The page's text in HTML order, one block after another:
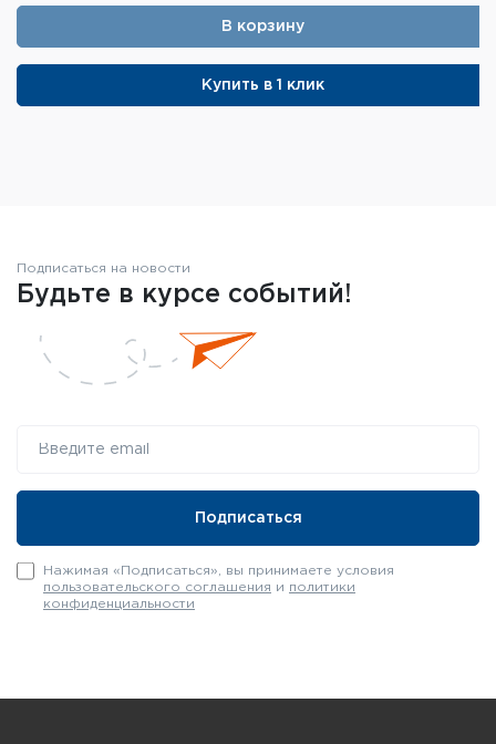
В корзину
Купить в 1 клик
Подписаться на новости
Будьте в курсе событий!
Нажимая «Подписаться», вы принимаете условия
пользовательского соглашения и политики
конфиденциальности